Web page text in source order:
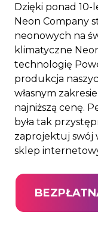
Dzięki ponad
Neon Company
neonowych na
klimatyczne
technologię
produkcja
własnym
najniższą cenę.
była tak
zaprojektuj swój
sklep